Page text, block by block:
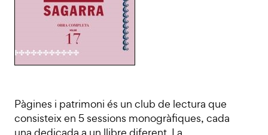
Pàgines i patrimoni és un club de lectura que
consisteix en 5 sessions monogràfiques, cada